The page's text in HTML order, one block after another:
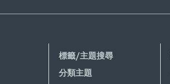
標籤/主題搜尋
分類主題